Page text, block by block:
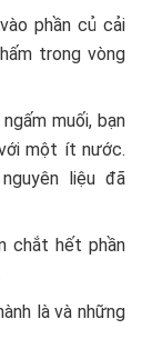
phần củ cải
trong vòng
muối, bạn
một ít nước.
liệu đã
chắt hết phần
là và những